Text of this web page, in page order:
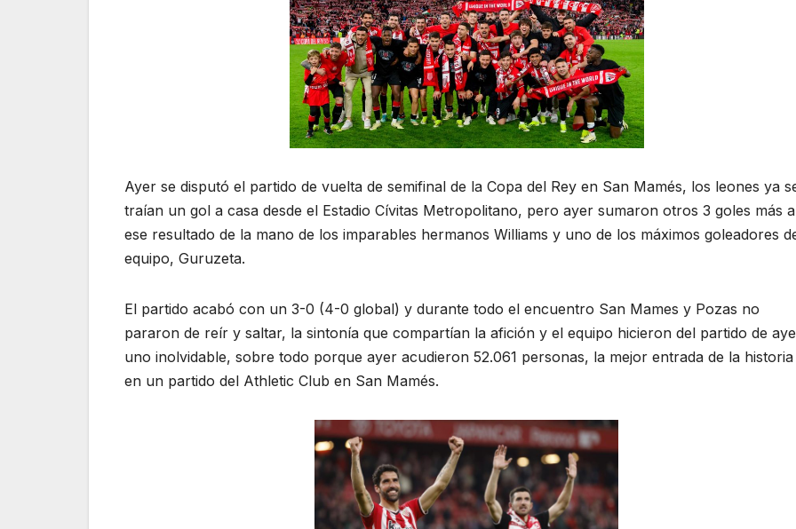
Ayer se disputó el partido de vuelta de semifinal de la Copa del Rey en San Mamés, los leones ya
traían un gol a casa desde el Estadio Cívitas Metropolitano, pero ayer sumaron otros 3 goles más a
ese resultado de la mano de los imparables hermanos Williams y uno de los máximos goleadores
equipo, Guruzeta.
El partido acabó con un 3-0 (4-0 global) y durante todo el encuentro San Mames y Pozas no
pararon de reír y saltar, la sintonía que compartían la afición y el equipo hicieron del partido de
uno inolvidable, sobre todo porque ayer acudieron 52.061 personas, la mejor entrada de la historia
en un partido del Athletic Club en San Mamés.